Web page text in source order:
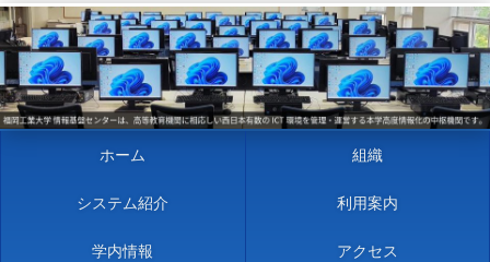
ホーム 組織
システム紹介 利用案内
学内情報 アクセス